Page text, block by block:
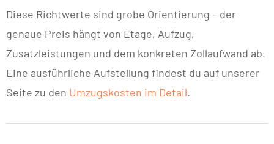
Diese Richtwerte sind grobe Orientierung – der
genaue Preis hängt von Etage, Aufzug,
Zusatzleistungen und dem konkreten Zollaufwand ab.
Eine ausführliche Aufstellung findest du auf unserer
Seite zu den Umzugskosten im Detail.